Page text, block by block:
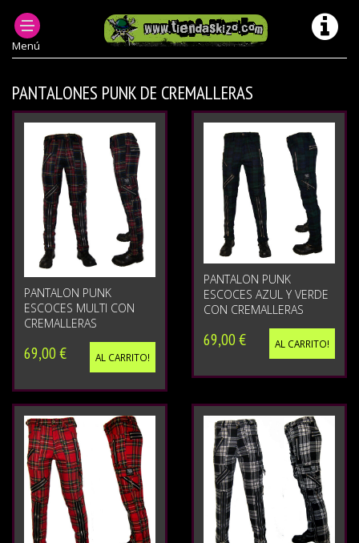
Menú
ROPA PUNK HOMBRE PANTALONES PUNK OI HOMBRE
PANTALONES PUNK DE CREMALLERAS
PANTALON PUNK
ESCOCES MULTI CON
CREMALLERAS
69,00 € AL CARRITO!
PANTALON PUNK
ESCOCES AZUL Y VERDE
CON CREMALLERAS
69,00 € AL CARRITO!